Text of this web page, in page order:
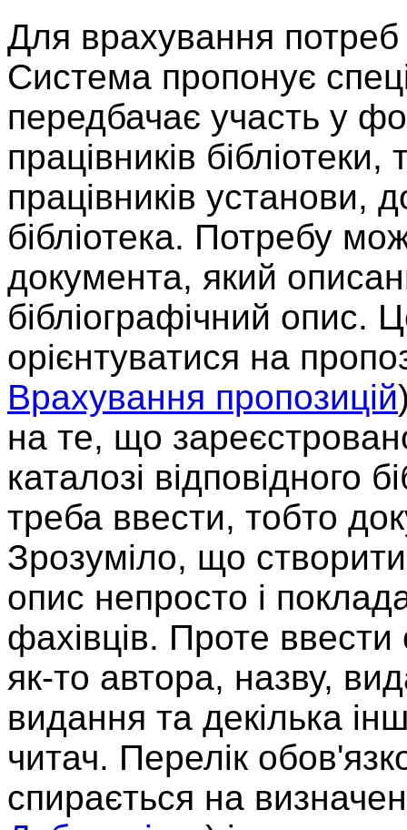
Для врахування потреб
Система пропонує
передбачає участь у
працівників
працівників установи,
бібліотека. Потребу
документа, який
бібліографічний опис.
орієнтуватися на
Врахування пропозицій
на те, що
каталозі відповідного
треба ввести, тобто
Зрозуміло, що створити
опис непросто і
фахівців. Проте
як-то автора, назву,
видання та декілька
читач. Перелік
спирається на